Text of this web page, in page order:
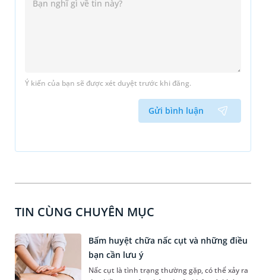
Ý kiến của bạn sẽ được xét duyệt trước khi đăng.
Gửi bình luận
TIN CÙNG CHUYÊN MỤC
Bấm huyệt chữa nấc cụt và những điều
bạn cần lưu ý
Nấc cụt là tình trạng thường gặp, có thể xảy ra